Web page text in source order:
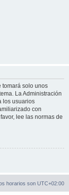
tomará solo unos
La Administración
los usuarios
con
lee las normas de
horarios son UTC+02:00